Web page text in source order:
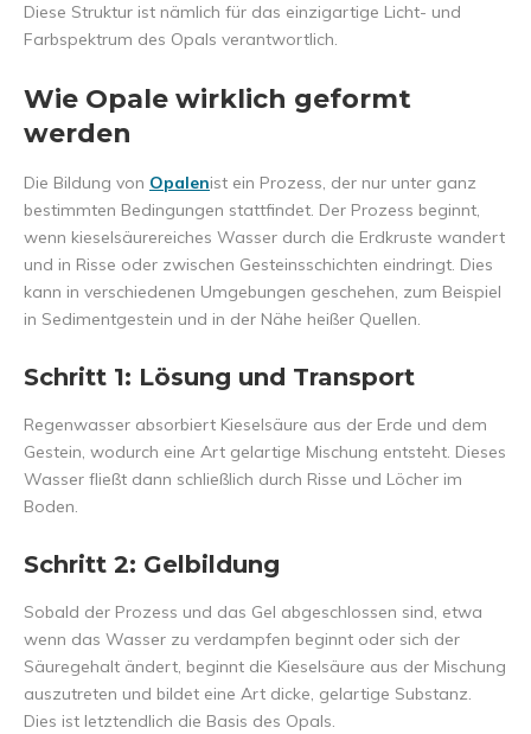
Diese Struktur ist nämlich für das einzigartige Licht- und
Farbspektrum des Opals verantwortlich.
Wie Opale wirklich geformt
werden
Die Bildung von Opalenist ein Prozess, der nur unter ganz
bestimmten Bedingungen stattfindet. Der Prozess beginnt,
wenn kieselsäurereiches Wasser durch die Erdkruste wandert
und in Risse oder zwischen Gesteinsschichten eindringt. Dies
kann in verschiedenen Umgebungen geschehen, zum Beispiel
in Sedimentgestein und in der Nähe heißer Quellen.
Schritt 1: Lösung und Transport
Regenwasser absorbiert Kieselsäure aus der Erde und dem
Gestein, wodurch eine Art gelartige Mischung entsteht. Dieses
Wasser fließt dann schließlich durch Risse und Löcher im
Boden.
Schritt 2: Gelbildung
Sobald der Prozess und das Gel abgeschlossen sind, etwa
wenn das Wasser zu verdampfen beginnt oder sich der
Säuregehalt ändert, beginnt die Kieselsäure aus der Mischung
auszutreten und bildet eine Art dicke, gelartige Substanz.
Dies ist letztendlich die Basis des Opals.